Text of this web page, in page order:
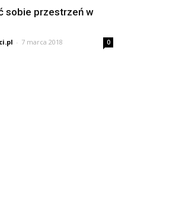
sobie przestrzeń w
- 7 marca 2018 0